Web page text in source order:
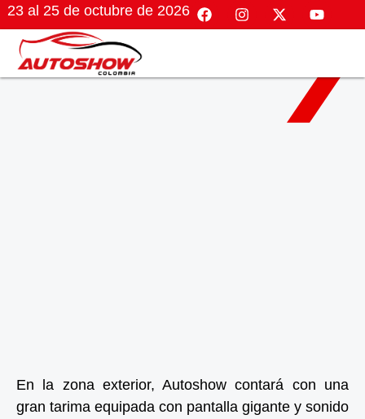
23 al 25 de octubre de 2026
En la zona exterior, Autoshow contará con una
gran tarima equipada con pantalla gigante y sonido